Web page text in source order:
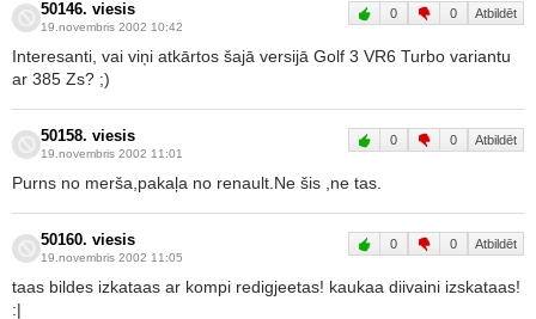
50146. viesis
19.novembris 2002 10:42
0 0 Atbildēt
Interesanti, vai viņi atkārtos šajā versijā Golf 3 VR6 Turbo variantu
ar 385 Zs? ;)
50158. viesis
19.novembris 2002 11:01
0 0 Atbildēt
Purns no merša,pakaļa no renault.Ne šis ,ne tas.
50160. viesis
19.novembris 2002 11:05
0 0 Atbildēt
taas bildes izkataas ar kompi redigjeetas! kaukaa diivaini izskataas!
:|